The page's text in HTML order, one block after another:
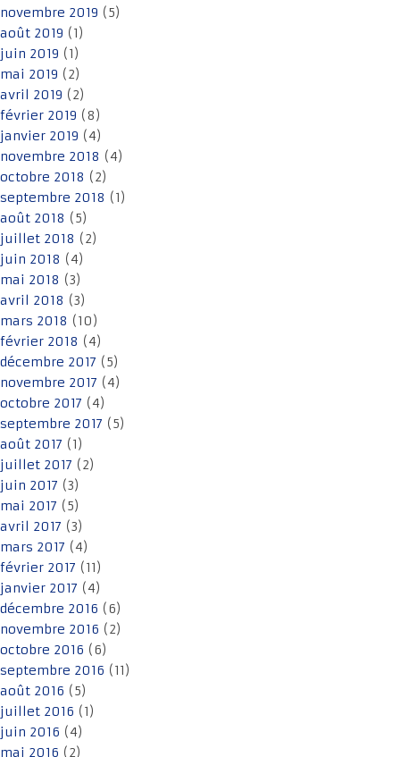
novembre 2019 (5)
août 2019 (1)
juin 2019 (1)
mai 2019 (2)
avril 2019 (2)
février 2019 (8)
janvier 2019 (4)
novembre 2018 (4)
octobre 2018 (2)
septembre 2018 (1)
août 2018 (5)
juillet 2018 (2)
juin 2018 (4)
mai 2018 (3)
avril 2018 (3)
mars 2018 (10)
février 2018 (4)
décembre 2017 (5)
novembre 2017 (4)
octobre 2017 (4)
septembre 2017 (5)
août 2017 (1)
juillet 2017 (2)
juin 2017 (3)
mai 2017 (5)
avril 2017 (3)
mars 2017 (4)
février 2017 (11)
janvier 2017 (4)
décembre 2016 (6)
novembre 2016 (2)
octobre 2016 (6)
septembre 2016 (11)
août 2016 (5)
juillet 2016 (1)
juin 2016 (4)
mai 2016 (2)